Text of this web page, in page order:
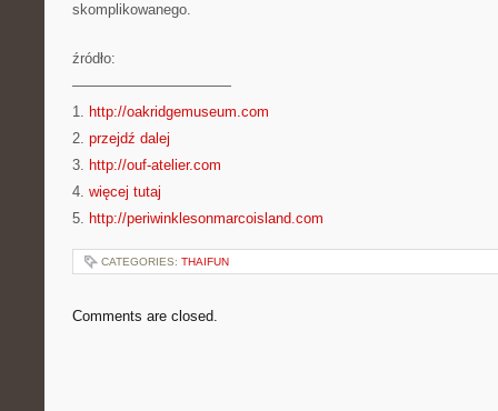
skomplikowanego.
źródło:
———————————
1. http://oakridgemuseum.com
2. przejdź dalej
3. http://ouf-atelier.com
4. więcej tutaj
5. http://periwinklesonmarcoisland.com
CATEGORIES: THAIFUN
Comments are closed.